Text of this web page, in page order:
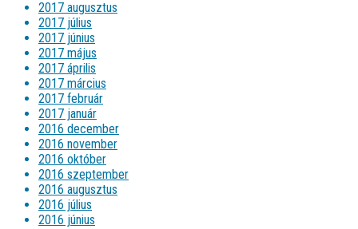
2017 augusztus
2017 július
2017 június
2017 május
2017 április
2017 március
2017 február
2017 január
2016 december
2016 november
2016 október
2016 szeptember
2016 augusztus
2016 július
2016 június